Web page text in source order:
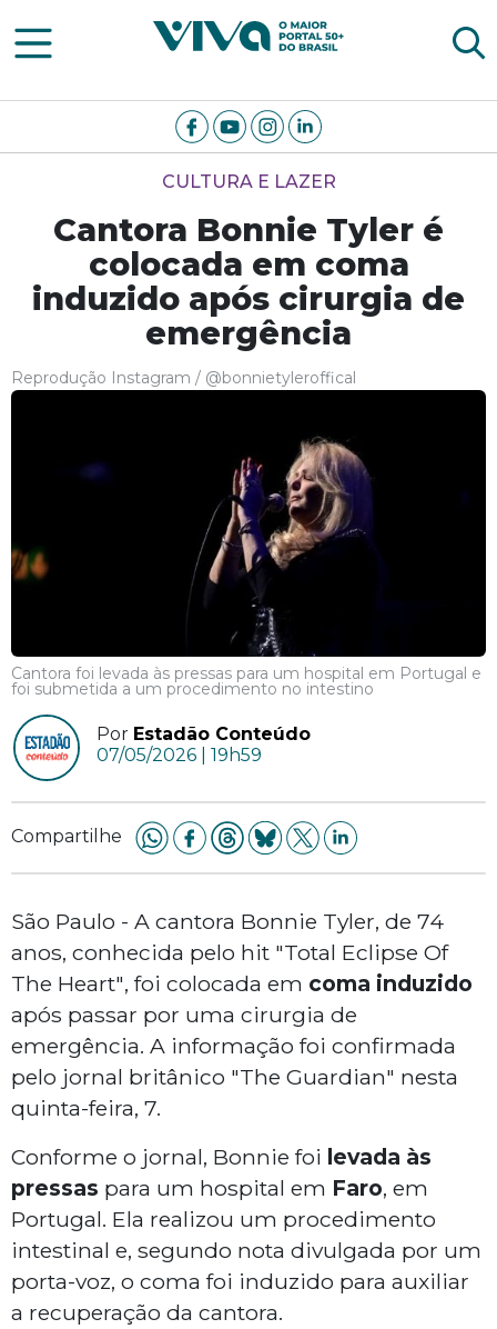
Viva Notícias
CULTURA E LAZER
Cantora Bonnie Tyler é
colocada em coma
induzido após cirurgia de
emergência
Reprodução Instagram / @bonnietyleroffical
Cantora foi levada às pressas para um hospital em Portugal e
foi submetida a um procedimento no intestino
Por Estadão Conteúdo
07/05/2026 | 19h59
Compartilhe
São Paulo - A cantora Bonnie Tyler, de 74
anos, conhecida pelo hit "Total Eclipse Of
The Heart", foi colocada em coma induzido
após passar por uma cirurgia de
emergência. A informação foi confirmada
pelo jornal britânico "The Guardian" nesta
quinta-feira, 7.
Conforme o jornal, Bonnie foi levada às
pressas para um hospital em Faro, em
Portugal. Ela realizou um procedimento
intestinal e, segundo nota divulgada por um
porta-voz, o coma foi induzido para auxiliar
a recuperação da cantora.